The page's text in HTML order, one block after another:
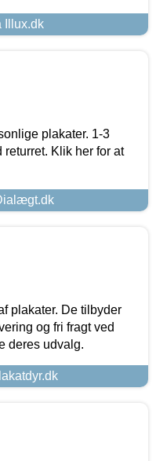
Illux.dk
plakater. 1-3
Klik her for at
plakater. De tilbyder
og fri fragt ved
deres udvalg.